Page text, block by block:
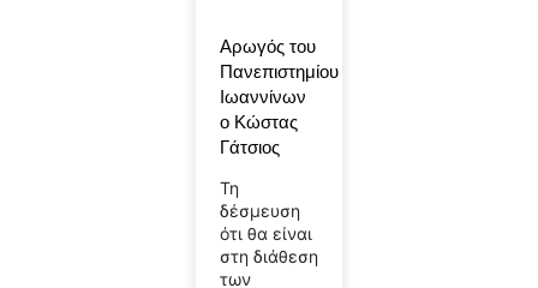
Αρωγός του
Πανεπιστημίου
Ιωαννίνων
ο Κώστας
Γάτσιος
Τη
δέσμευση
ότι θα είναι
στη διάθεση
των